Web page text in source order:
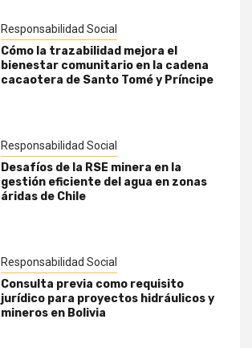
Responsabilidad Social
Cómo la trazabilidad mejora el
bienestar comunitario en la cadena
cacaotera de Santo Tomé y Príncipe
Responsabilidad Social
Desafíos de la RSE minera en la
gestión eficiente del agua en zonas
áridas de Chile
Responsabilidad Social
Consulta previa como requisito
jurídico para proyectos hidráulicos y
mineros en Bolivia